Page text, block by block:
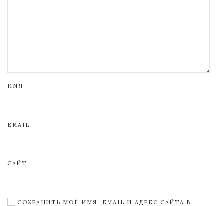
ИМЯ
EMAIL
САЙТ
СОХРАНИТЬ МОЁ ИМЯ, EMAIL И АДРЕС САЙТА В